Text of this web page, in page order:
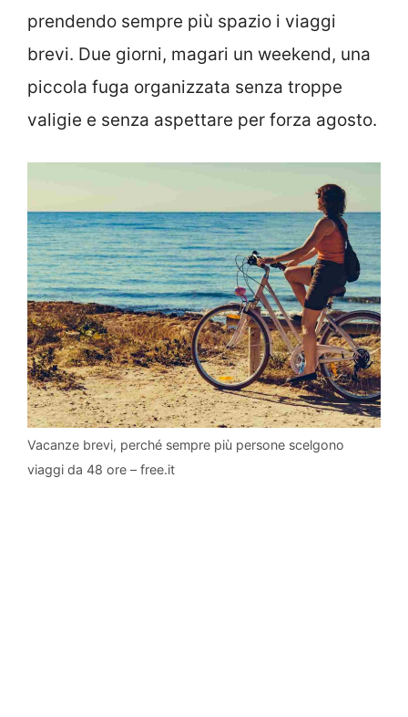
prendendo sempre più spazio i viaggi
brevi. Due giorni, magari un weekend, una
piccola fuga organizzata senza troppe
valigie e senza aspettare per forza agosto.
Vacanze brevi, perché sempre più persone scelgono
viaggi da 48 ore – free.it